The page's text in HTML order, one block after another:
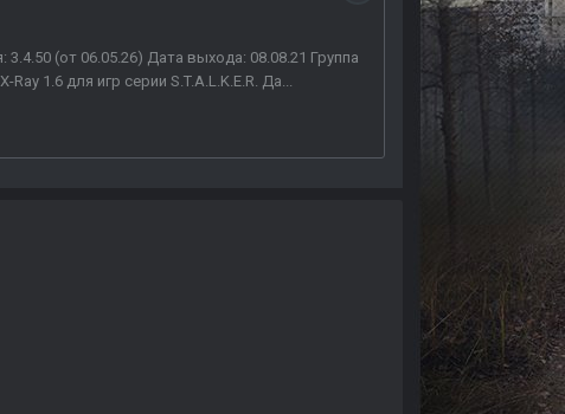
(от 06.05.26) Дата выхода: 08.08.21 Группа
1.6 для игр серии S.T.A.L.K.E.R. Да...